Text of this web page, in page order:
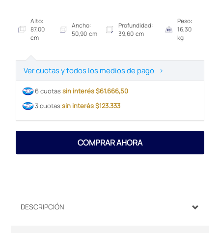
Alto:
87,00
cm
Ancho:
50,90 cm
Profundidad:
39,60 cm
Peso:
16,30
kg
Ver cuotas y todos los medios de pago >
6 cuotassin interés $61.666,50
3 cuotassin interés $123.333
COMPRAR AHORA
DESCRIPCIÓN